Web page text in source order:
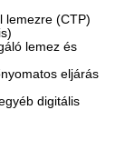
lemezre (CTP)
lemez és
eljárás
digitális